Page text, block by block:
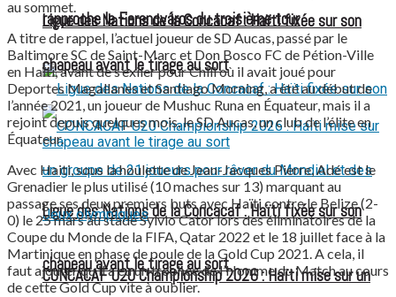
rapproche le Ferencváros du troisième tour
Ligue des Nations de la Concacaf : Haïti fixée sur son
chapeau avant le tirage au sort
Ligue des Nations de la Concacaf : Haïti fixée sur son
chapeau avant le tirage au sort
CONCACAF U20 Championship 2026 : Haïti mise sur un
au sommet.
A titre de rappel, l’actuel joueur de SD Aucas, passé par le
Baltimore SC de Saint-Marc et Don Bosco FC de Pétion-Ville
en Haïti, avant de s’exiler pour Chili où il avait joué pour
Deportes Magallanes et Santiago Morning, a été au début de
l’année 2021, un joueur de Mushuc Runa en Équateur, mais il a
rejoint depuis quelques mois, le SD Aucas, un club de l’élite en
Équateur.
Avec Haiti, sous la houlette de Jean-Jacques Pierre, Adé est le
Grenadier le plus utilisé (10 maches sur 13) marquant au
passage ses deux premiers buts avec Haïti contre le Belize (2-
0) le 25 mars au stade Sylvio Cator lors des éliminatoires de la
Coupe du Monde de la FIFA, Qatar 2022 et le 18 juillet face à la
Martinique en phase de poule de la Gold Cup 2021. A cela, il
faut ajouter qu’il a eu un trophée de l’Homme du Match au cours
de cette Gold Cup vite à oublier.